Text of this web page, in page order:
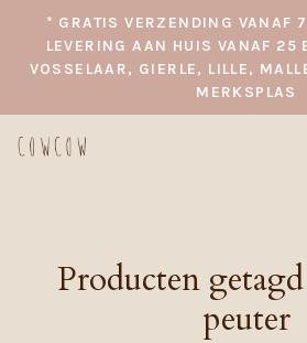
* GRATIS VERZENDING VANAF
LEVERING AAN HUIS VANAF 25
VOSSELAAR, GIERLE, LILLE,
MERKSPLAS
Producten
peuter